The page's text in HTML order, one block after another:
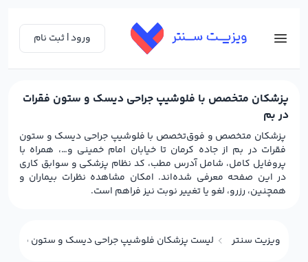
ورود | ثبت نام
پزشکان متخصص با فلوشیپ جراحی دیسک و ستون فقرات
در بم
پزشکان متخصص و فوق‌تخصص با فلوشیپ جراحی دیسک و ستون
فقرات در بم از جاده کرمان تا خیابان امام خمینی و…، همراه با
پروفایل کامل، شامل آدرس مطب، کد نظام پزشکی و سوابق کاری
در این صفحه معرفی شده‌اند. امکان مشاهده نظرات بیماران و
همچنین، رزرو، لغو یا تغییر نوبت نیز فراهم است.
ویزیت سنتر لیست پزشکان فلوشیپ جراحی دیسک و ستون فقرات